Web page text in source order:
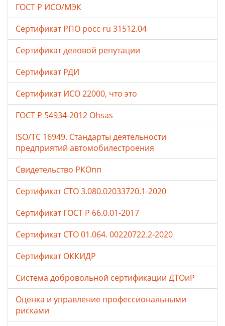
ГОСТ Р ИСО/МЭК
Сертификат РПО росс ru 31512.04
Сертификат деловой репутации
Сертификат РДИ
Сертификат ИСО 22000, что это
ГОСТ Р 54934-2012 Ohsas
ISO/TC 16949. Стандарты деятельности
предприятий автомобилестроения
Свидетельство РКОпп
Сертификат СТО 3.080.02033720.1-2020
Сертификат ГОСТ Р 66.0.01-2017
Сертификат СТО 01.064. 00220722.2-2020
Сертификат ОККИДР
Система добровольной сертификации ДТОиР
Оценка и управление профессиональными
рисками